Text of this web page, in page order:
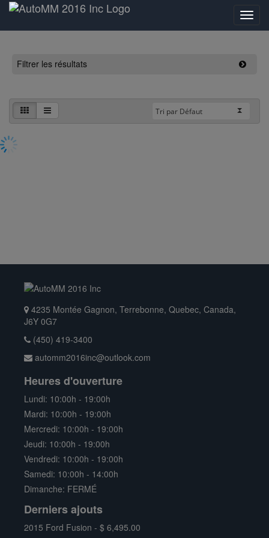
Filtrer les résultats
4235 Montée Gagnon, Terrebonne, Quebec, Canada,
J6Y 0G7
(450) 419-3400
automm2016inc@outlook.com
Heures d'ouverture
Lundi: 10:00h - 19:00h
Mardi: 10:00h - 19:00h
Mercredi: 10:00h - 19:00h
Jeudi: 10:00h - 19:00h
Vendredi: 10:00h - 19:00h
Samedi: 10:00h - 14:00h
Dimanche: FERMÉ
Derniers ajouts
2015 Ford Fusion - $ 6,495.00